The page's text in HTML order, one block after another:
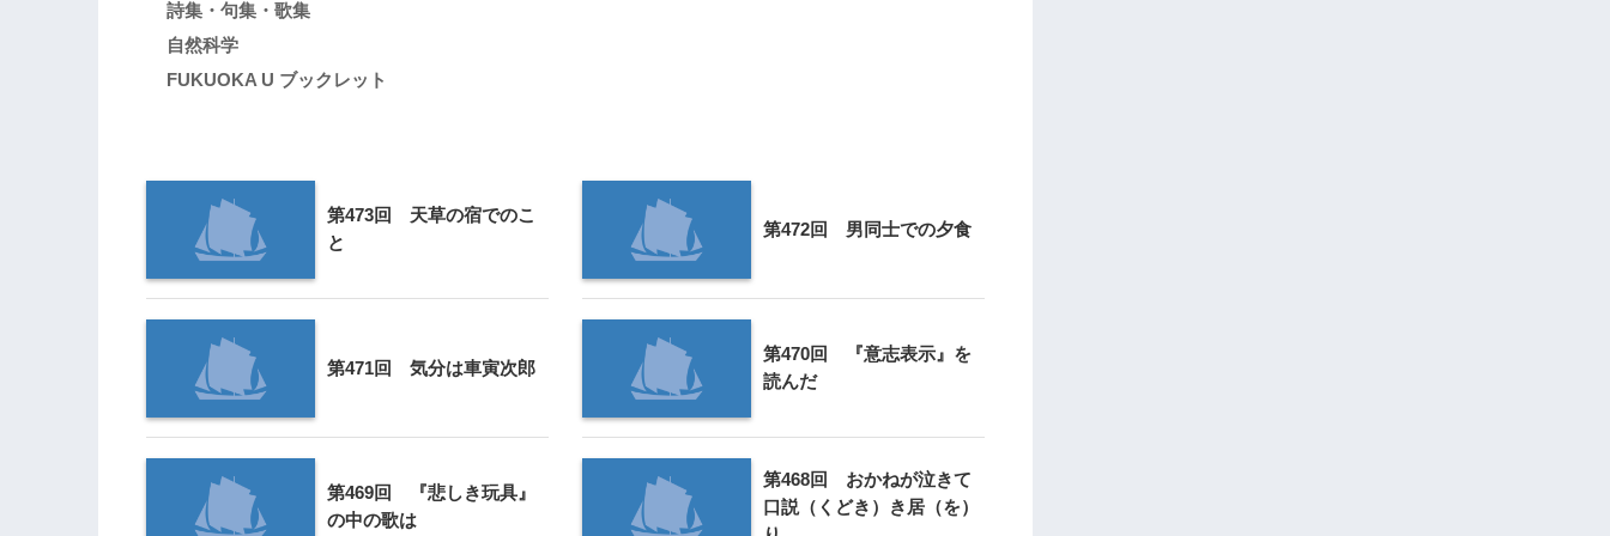
詩集・句集・歌集
自然科学
FUKUOKA U ブックレット
第473回 天草の宿でのこ
と
第472回 男同士での夕食
第471回 気分は車寅次郎
第470回 『意志表示』を
読んだ
第469回 『悲しき玩具』
の中の歌は
第468回 おかねが泣きて
口説（くどき）き居（を）